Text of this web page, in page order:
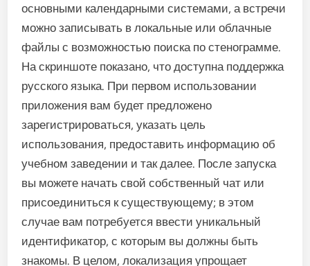
основными календарными системами, а встречи
можно записывать в локальные или облачные
файлы с возможностью поиска по стенограмме.
На скриншоте показано, что доступна поддержка
русского языка. При первом использовании
приложения вам будет предложено
зарегистрироваться, указать цель
использования, предоставить информацию об
учебном заведении и так далее. После запуска
вы можете начать свой собственный чат или
присоединиться к существующему; в этом
случае вам потребуется ввести уникальный
идентификатор, с которым вы должны быть
знакомы. В целом, локализация упрощает